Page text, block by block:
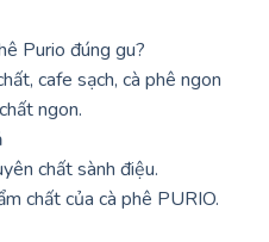
Purio đúng gu?
cafe sạch, cà phê ngon
ngon.
chất sành điệu.
chất của cà phê PURIO.